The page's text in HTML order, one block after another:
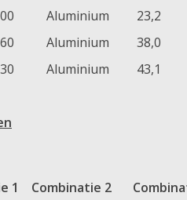
Aluminium
23,2
Aluminium
38,0
Aluminium 43,1
1 Combinatie 2